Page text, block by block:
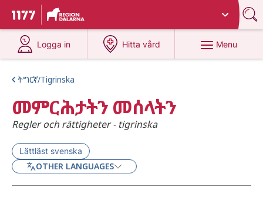
To start page for 1177
Du har valt region
Logga in
at 1177.se
Hitta vård
at 1177.se
Menu
ትግርኛ/Tigrinska
መምርሕታትን መሰላትን
Regler och rättigheter - tigrinska
Lättläst svenska
OTHER LANGUAGES